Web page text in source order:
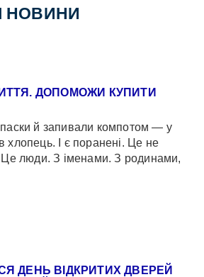
НОВИНИ
ДОПОМОЖИ КУПИТИ
й запивали компотом — у
хлопець. І є поранені. Це не
Це люди. З іменами. З родинами,
ДЕНЬ ВІДКРИТИХ ДВЕРЕЙ